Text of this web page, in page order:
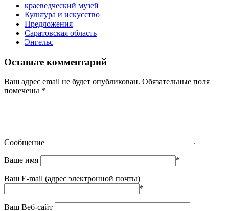
краеведческий музей
Культура и искусство
Предложения
Саратовская область
Энгельс
Оставьте комментарий
Ваш адрес email не будет опубликован. Обязательные поля
помечены *
Сообщение
Ваше имя *
Ваш E-mail (адрес электронной почты)
*
Ваш Веб-сайт